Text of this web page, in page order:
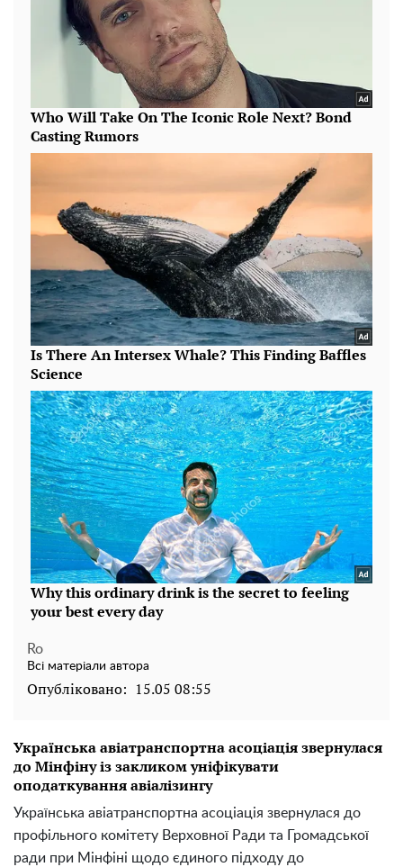
Ro
Всі матеріали автора
Опубліковано: 15.05 08:55
Українська авіатранспортна асоціація звернулася
до Мінфіну із закликом уніфікувати
оподаткування авіалізингу
Українська авіатранспортна асоціація звернулася до
профільного комітету Верховної Ради та Громадської
ради при Мінфіні щодо єдиного підходу до